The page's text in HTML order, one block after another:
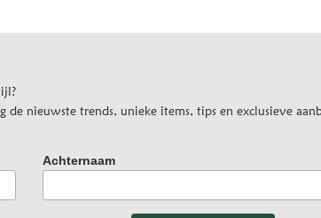
de nieuwste trends, unieke items, tips en exclusieve
Achternaam